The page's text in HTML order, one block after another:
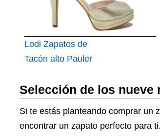
Lodi Zapatos de
Tacón alto Pauler
Selección de los nueve
Si te estás planteando comprar un
encontrar un zapato perfecto para ti.